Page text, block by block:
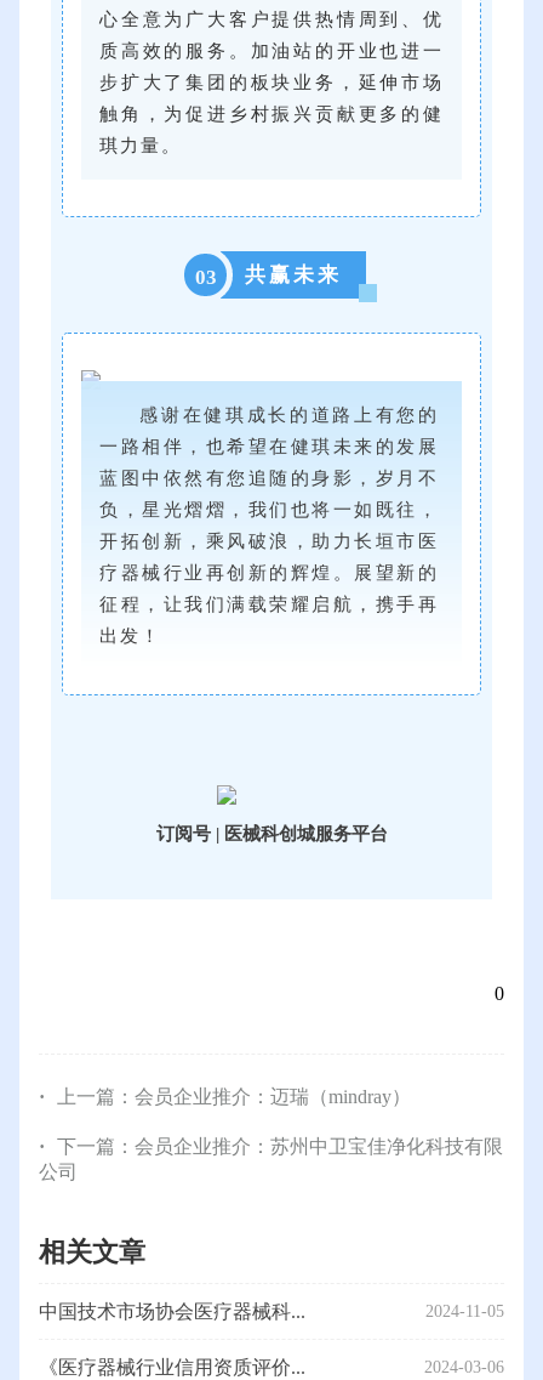
心全意为广大客户提供热情周到、优
质高效的服务。加油站的开业也进一
步扩大了集团的板块业务，延伸市场
触角，为促进乡村振兴贡献更多的健
琪力量。
03 共赢未来
感谢在健琪成长的道路上有您的
一路相伴，也希望在健琪未来的发展
蓝图中依然有您追随的身影，岁月不
负，星光熠熠，我们也将一如既往，
开拓创新，乘风破浪，助力长垣市医
疗器械行业再创新的辉煌。展望新的
征程，让我们满载荣耀启航，携手再
出发！
订阅号 | 医械科创城服务平台
0
上一篇： 会员企业推介：迈瑞（mindray）
下一篇： 会员企业推介：苏州中卫宝佳净化科技有限
公司
相关文章
中国技术市场协会医疗器械科... 2024-11-05
《医疗器械行业信用资质评价... 2024-03-06